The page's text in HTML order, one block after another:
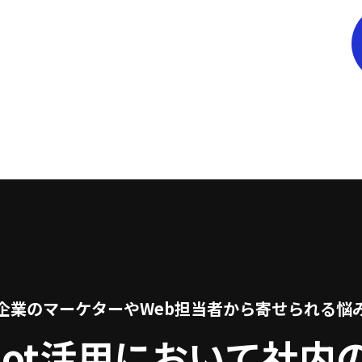
業のマーケターやWeb担当者から寄せられる悩